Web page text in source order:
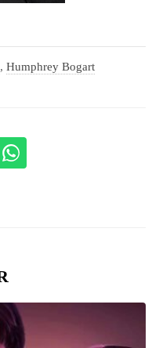
, Humphrey Bogart